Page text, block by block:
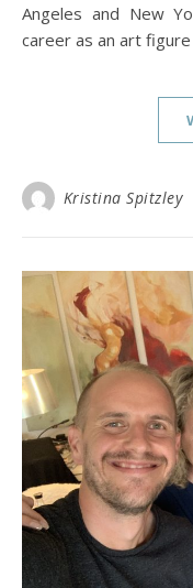
Angeles and New
career as an art
Kristina Spitzley